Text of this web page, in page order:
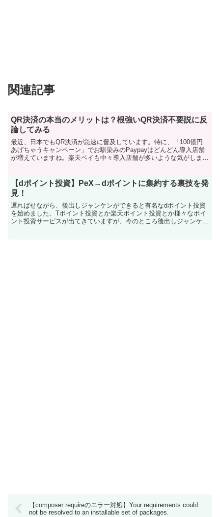
関連記事
QR決済の本当のメリットは？根強いQR決済不要説に反
論してみる
最近、日本でもQR決済が急速に普及しています。特に、「100億円
あげちゃうキャンペーン」でお馴染みのPaypayはどんどん導入店舗
が増えていますね。楽天ペイも中々導入店舗が多いような気がしま
【dポイント投資】PeX→dポイントに集約する裏技を発
見！
遅ればせながら、後出しジャンケンができると有名なdポイント投資
を始めました。Tポイント投資とか楽天ポイント投資とか様々なポイ
ント投資サービスが出てきていますが、今のところ後出しジャンケン
【composer requireのエラー対処】Your requirements could
not be resolved to an installable set of packages.